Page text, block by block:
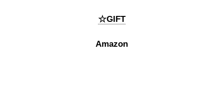
☆GIFT
Amazon